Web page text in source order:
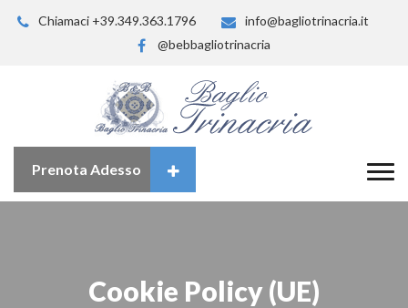
Chiamaci +39.349.363.1796
info@bagliotrinacria.it
@bebbagliotrinacria
Prenota Adesso
Cookie Policy (UE)